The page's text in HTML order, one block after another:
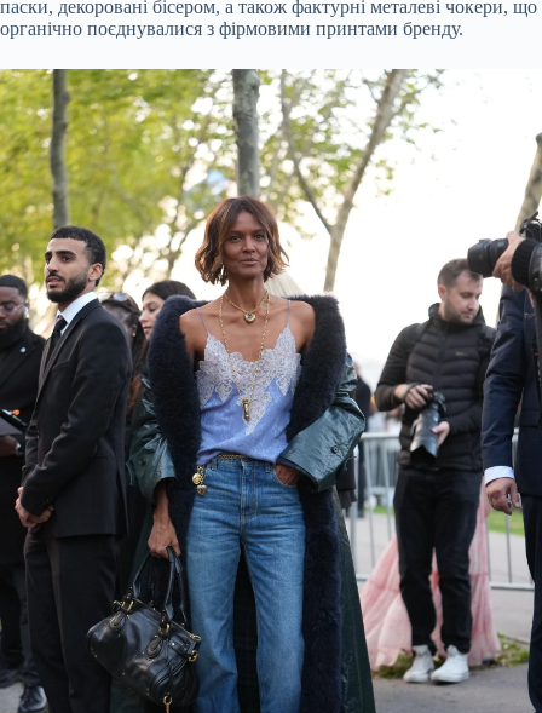
паски, декоровані бісером, а також фактурні металеві чокери, що
органічно поєднувалися з фірмовими принтами бренду.